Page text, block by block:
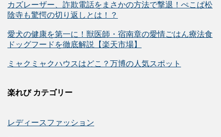
カズレーザー、詐欺電話をまさかの方法で撃退！ぺこぱ松
陰寺も驚愕の切り返しとは！？
愛犬の健康を第一に！獣医師・宿南章の愛情ごはん療法食
ドッグフードを徹底解説【楽天市場】
ミャクミャクハウスはどこ？万博の人気スポット
楽れび カテゴリー
レディースファッション